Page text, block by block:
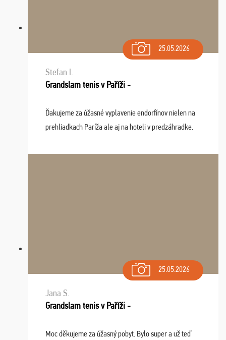
25.05.2026
Stefan I.
Grandslam tenis v Paříži -
Ďakujeme za úžasné vyplavenie endorfínov nielen na
prehliadkach Paríža ale aj na hoteli v predzáhradke.
spomínať a zväžujeme repete budúci rok : ...
25.05.2026
Jana S.
Grandslam tenis v Paříži -
Moc děkujeme za úžasný pobyt. Bylo super a už teď